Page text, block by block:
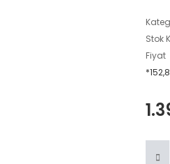
Stok
Fiyat